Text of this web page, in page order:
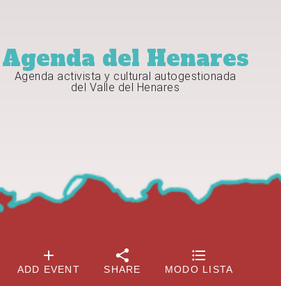
Agenda del Henares
Agenda activista y cultural autogestionada
del Valle del Henares
ADD EVENT SHARE MODO LISTA